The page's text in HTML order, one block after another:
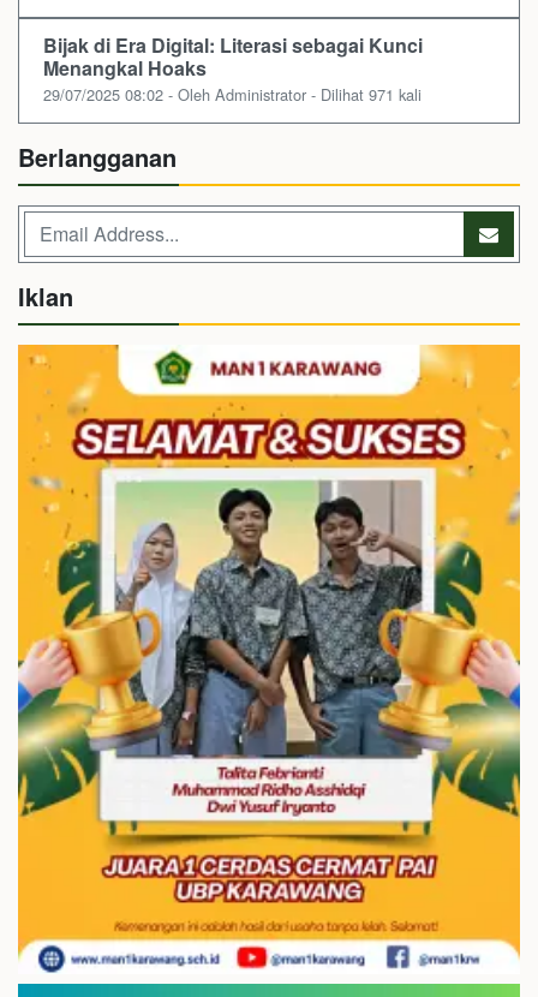
Bijak di Era Digital: Literasi sebagai Kunci
Menangkal Hoaks
29/07/2025 08:02 - Oleh Administrator - Dilihat 971 kali
Berlangganan
Iklan